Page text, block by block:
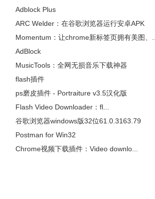
Adblock Plus
ARC Welder：在谷歌浏览器运行安卓APK
Momentum：让chrome新标签页拥有美图、...
AdBlock
​MusicTools：全网无损音乐下载神器
flash插件
ps磨皮插件 - Portraiture v3.5汉化版
Flash Video Downloader：fl...
谷歌浏览器windows版32位61.0.3163.79
Postman for Win32
Chrome视频下载插件：Video downlo...